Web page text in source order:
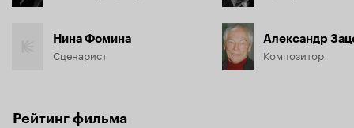
Нина Фомина
Сценарист
Александр
Композитор
Рейтинг фильма